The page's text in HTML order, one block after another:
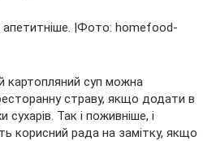
|Фото: homefood-
картопляний суп можна
страву, якщо додати в
сухарів. Так і поживніше, і
корисний рада на замітку, якщо